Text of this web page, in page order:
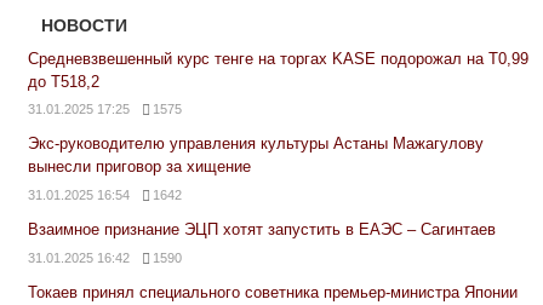
НОВОСТИ
Средневзвешенный курс тенге на торгах KASE подорожал на Т0,99
до Т518,2
31.01.2025 17:25 1575
Экс-руководителю управления культуры Астаны Мажагулову
вынесли приговор за хищение
31.01.2025 16:54 1642
Взаимное признание ЭЦП хотят запустить в ЕАЭС – Сагинтаев
31.01.2025 16:42 1590
Токаев принял специального советника премьер-министра Японии